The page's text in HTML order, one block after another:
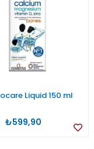
Liquid 150 ml
₺599,90